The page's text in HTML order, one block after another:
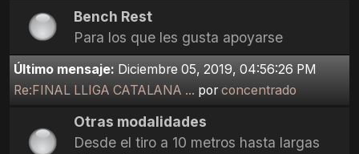
Bench Rest
Para los que les gusta apoyarse
Último mensaje: Diciembre 05, 2019, 04:56:26 PM
Re:FINAL LLIGA CATALANA ... porconcentrado
Otras modalidades
Desde el tiro a 10 metros hasta largas